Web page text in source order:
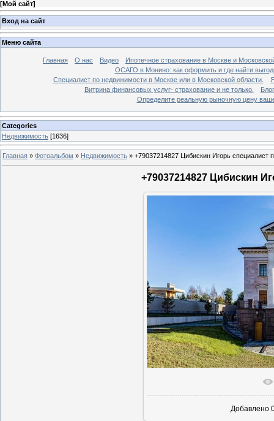
[Мой сайт]
Вход на сайт
Меню сайта
Главная О нас Видео
Ипотечное страхование в Москве и
ОСАГО в Монино: как оформить и где найти
Специалист по недвижимости в Москве или в Московской области.
Витрина финансовых услуг- страхование и не только.
Блог
Определите реальную рыночную цену
Categories
Недвижимость [1636]
Главная » Фотоальбом » Недвижимость » +79037214827 Цибискин Игорь специалист
+79037214827 Цибискин
В
Добавлено